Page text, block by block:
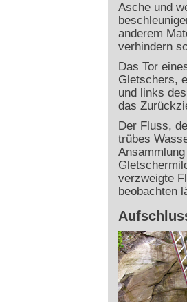
Asche und
anderem
verhindern
Das Tor
Gletschers,
und links
das
Der Fluss,
trübes
verzweigte
beobachten